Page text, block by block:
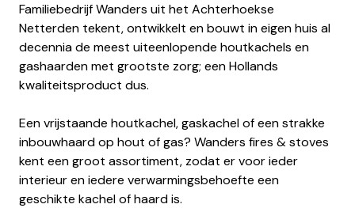
Familiebedrijf Wanders uit het Achterhoekse
Netterden tekent, ontwikkelt en bouwt in eigen huis al
decennia de meest uiteenlopende houtkachels en
gashaarden met grootste zorg; een Hollands
kwaliteitsproduct dus.
Een vrijstaande houtkachel, gaskachel of een strakke
inbouwhaard op hout of gas? Wanders fires & stoves
kent een groot assortiment, zodat er voor ieder
interieur en iedere verwarmingsbehoefte een
geschikte kachel of haard is.